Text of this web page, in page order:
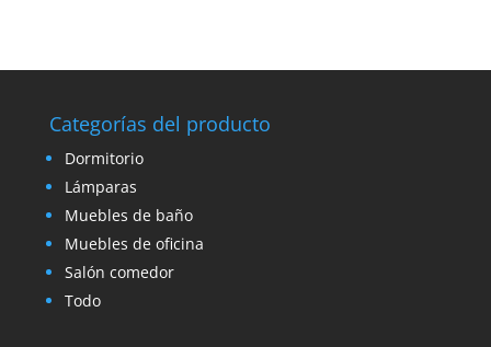
Categorías del producto
Dormitorio
Lámparas
Muebles de baño
Muebles de oficina
Salón comedor
Todo